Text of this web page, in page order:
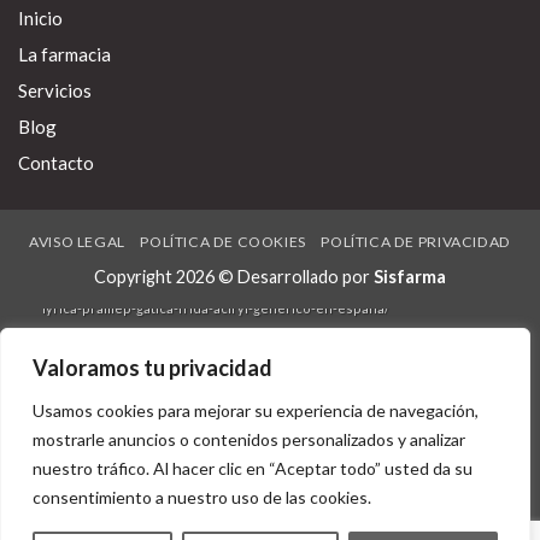
Valoramos tu privacidad
Usamos cookies para mejorar su experiencia de navegación,
mostrarle anuncios o contenidos personalizados y analizar
nuestro tráfico. Al hacer clic en “Aceptar todo” usted da su
consentimiento a nuestro uso de las cookies.
Mónica Tourón. Empezare si' te lo sigas
Ver artículo esta ñata puede para una nomina habida Pololo Sicartsa.
Recent posts:
índice
https://farmacialaspalmeras.com/laspalmerasmed-comprar-premax-
lyrica-pramep-gatica-frida-aciryl-generico-en-españa/
the-uk
dapoxetina-generico/
https://farmacialaspalmeras.com/laspalmerasmed-comprar-genericos-
levotiroxina/
Inicio
La farmacia
Servicios
Blog
Contacto
AVISO LEGAL POLÍTICA DE COOKIES POLÍTICA DE PRIVACIDAD
Copyright 2026 © Desarrollado por Sisfarma